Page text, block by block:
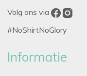
Volg ons via
#NoShirtNoGlory
Informatie